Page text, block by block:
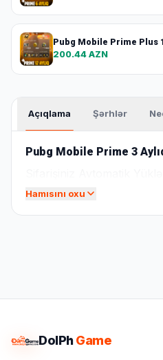
Pubg Mobile Prime Plus
200.44 AZN
Açıqlama Şərhlər
Pubg Mobile Prime 3
Hamısını oxu
DolPhGame